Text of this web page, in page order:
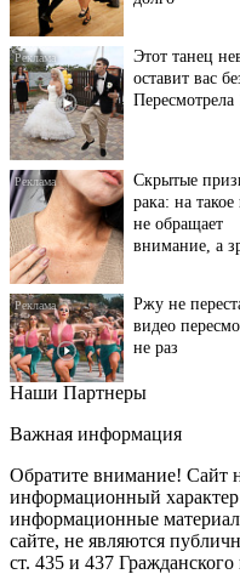
оставит вас
Пересмотрела
рака: на
не обращает
внимание, а
видео
не раз
Ролик длится
шоке от
Ролик из
будете
Наши Партнеры
Важная информация
Обратите внимание! Сайт
информационный
информационные
сайте, не являются
ст. 435 и 437